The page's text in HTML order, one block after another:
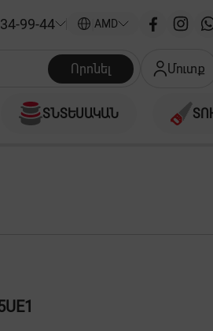
99-44 AMD
Որոնել Մուտք
ՏՆՏԵՍԱԿԱՆ